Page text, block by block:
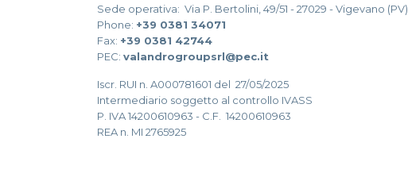
Sede operativa: Via P. Bertolini, 49/51 - 27029 - Vigevano (PV)
Phone: +39 0381 34071
Fax: +39 0381 42744
PEC: valandrogroupsrl@pec.it
Iscr. RUI n. A000781601 del 27/05/2025
Intermediario soggetto al controllo IVASS
P. IVA 14200610963 - C.F. 14200610963
REA n. MI 2765925